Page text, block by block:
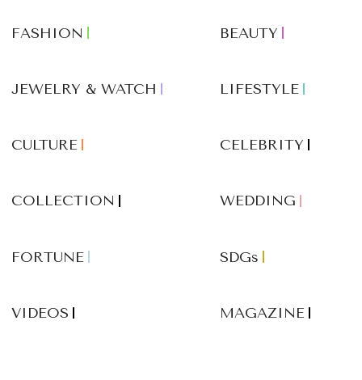
FASHION BEAUTY
JEWELRY & WATCH LIFESTYLE
CULTURE CELEBRITY
COLLECTION WEDDING
FORTUNE SDGs
VIDEOS MAGAZINE